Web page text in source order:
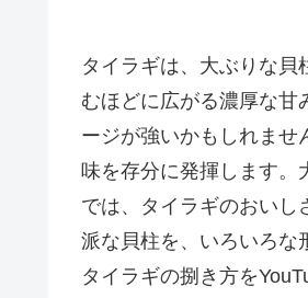
タイラギは、大ぶりな
むほどに広がる濃厚な甘
ージが強いかもしれませ
味を存分に発揮します。
では、タイラギのおいし
派な貝柱を、いろいろな
タイラギの捌き方を